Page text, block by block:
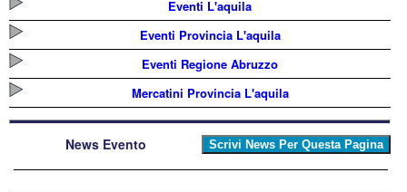
Eventi L'aquila
Eventi Provincia L'aquila
Eventi Regione Abruzzo
Mercatini Provincia L'aquila
News Evento